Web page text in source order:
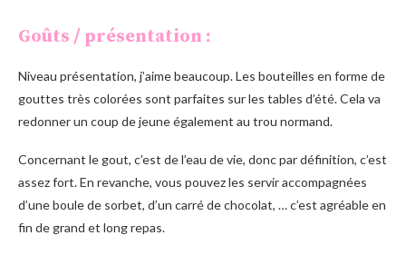
Goûts / présentation :
Niveau présentation, j’aime beaucoup. Les bouteilles en forme de
gouttes très colorées sont parfaites sur les tables d’été. Cela va
redonner un coup de jeune également au trou normand.
Concernant le gout, c’est de l’eau de vie, donc par définition, c’est
assez fort. En revanche, vous pouvez les servir accompagnées
d’une boule de sorbet, d’un carré de chocolat, … c’est agréable en
fin de grand et long repas.